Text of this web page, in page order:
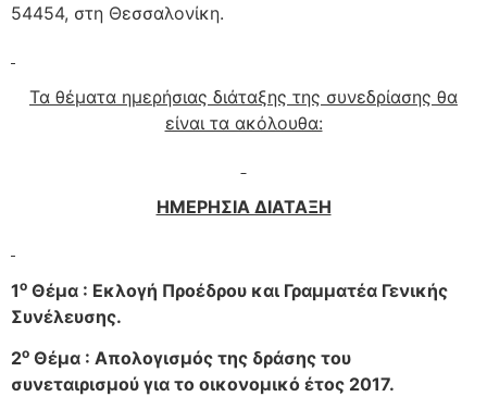
54454, στη Θεσσαλονίκη.
Τα θέματα ημερήσιας διάταξης της συνεδρίασης θα
είναι τα ακόλουθα:
ΗΜΕΡΗΣΙΑ ΔΙΑΤΑΞΗ
1ο Θέμα : Εκλογή Προέδρου και Γραμματέα Γενικής
Συνέλευσης.
2ο Θέμα : Απολογισμός της δράσης του
συνεταιρισμού για το οικονομικό έτος 2017.